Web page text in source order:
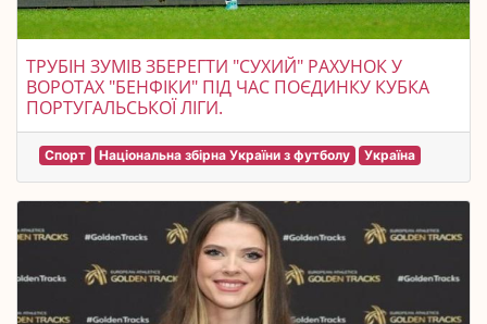
ТРУБІН ЗУМІВ ЗБЕРЕГТИ "СУХИЙ" РАХУНОК У
ВОРОТАХ "БЕНФІКИ" ПІД ЧАС ПОЄДИНКУ КУБКА
ПОРТУГАЛЬСЬКОЇ ЛІГИ.
Спорт Національна збірна України з футболу Україна